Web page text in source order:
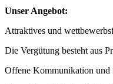
Unser Angebot:
Attraktives und
Die Vergütung besteht aus
Offene Kommunikation und